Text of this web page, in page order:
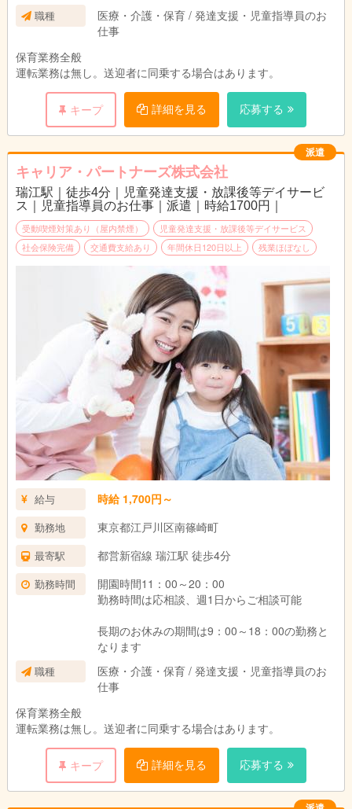
職種
医療・介護・保育 / 発達支援・児童指導員のお
仕事
保育業務全般
運転業務は無し。送迎者に同乗する場合はあります。
キープ 詳細を見る 応募する
派遣
キャリア・パートナーズ株式会社
瑞江駅｜徒歩4分｜児童発達支援・放課後等デイサービ
ス｜児童指導員のお仕事｜派遣｜時給1700円｜
受動喫煙対策あり（屋内禁煙）
児童発達支援・放課後等デイサービス
社会保険完備
交通費支給あり 年間休日120日以上 残業ほぼなし
給与 時給 1,700円～
勤務地 東京都江戸川区南篠崎町
最寄駅 都営新宿線 瑞江駅 徒歩4分
勤務時間
開園時間11：00～20：00
勤務時間は応相談、週1日からご相談可能
長期のお休みの期間は9：00～18：00の勤務と
なります
職種
医療・介護・保育 / 発達支援・児童指導員のお
仕事
保育業務全般
運転業務は無し。送迎者に同乗する場合はあります。
キープ 詳細を見る 応募する